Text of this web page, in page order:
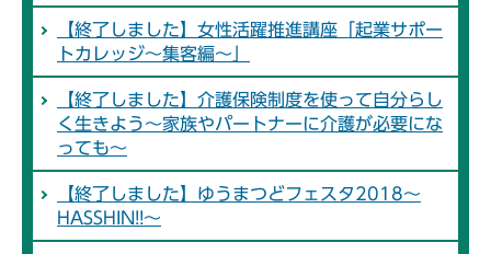
【終了しました】女性活躍推進講座「起業サポー
トカレッジ～集客編～」
【終了しました】介護保険制度を使って自分らし
く生きよう～家族やパートナーに介護が必要にな
っても～
【終了しました】ゆうまつどフェスタ2018～
HASSHIN!!～